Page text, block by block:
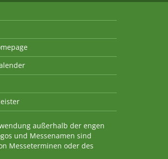
außerhalb der engen
und Messenamen sind
Messeterminen oder des